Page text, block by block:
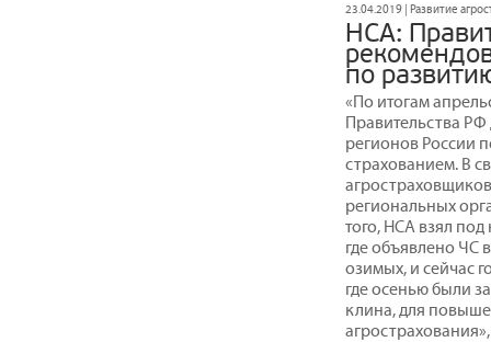
23.04.2019 | Развитие
НСА:
по
«По итогам
Правительства
регионов России
страхованием. В
региональных
того, НСА взял
где объявлено ЧС
озимых, и сейчас
где осенью были
клина, для